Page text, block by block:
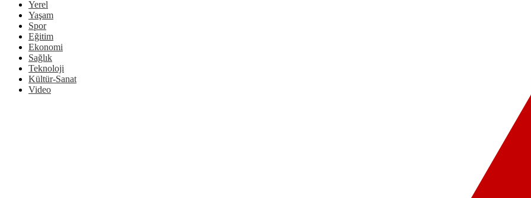
Yerel
Yaşam
Spor
Eğitim
Ekonomi
Sağlık
Teknoloji
Kültür-Sanat
Video